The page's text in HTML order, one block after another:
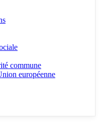
commune
européenne